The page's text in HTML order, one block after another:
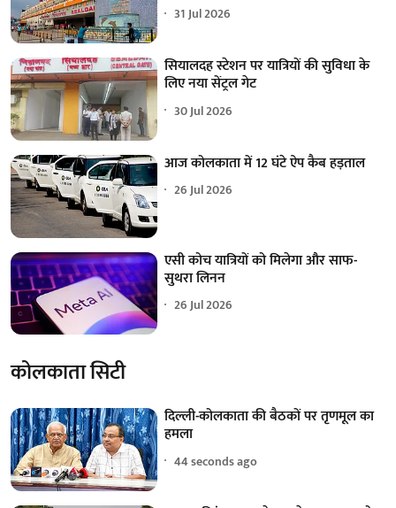
31 Jul 2026
सियालदह स्टेशन पर यात्रियों की सुविधा के
लिए नया सेंट्रल गेट
30 Jul 2026
आज कोलकाता में 12 घंटे ऐप कैब हड़ताल
26 Jul 2026
एसी कोच यात्रियों को मिलेगा और साफ-
सुथरा लिनन
26 Jul 2026
कोलकाता सिटी
दिल्ली-कोलकाता की बैठकों पर तृणमूल का
हमला
45 seconds ago